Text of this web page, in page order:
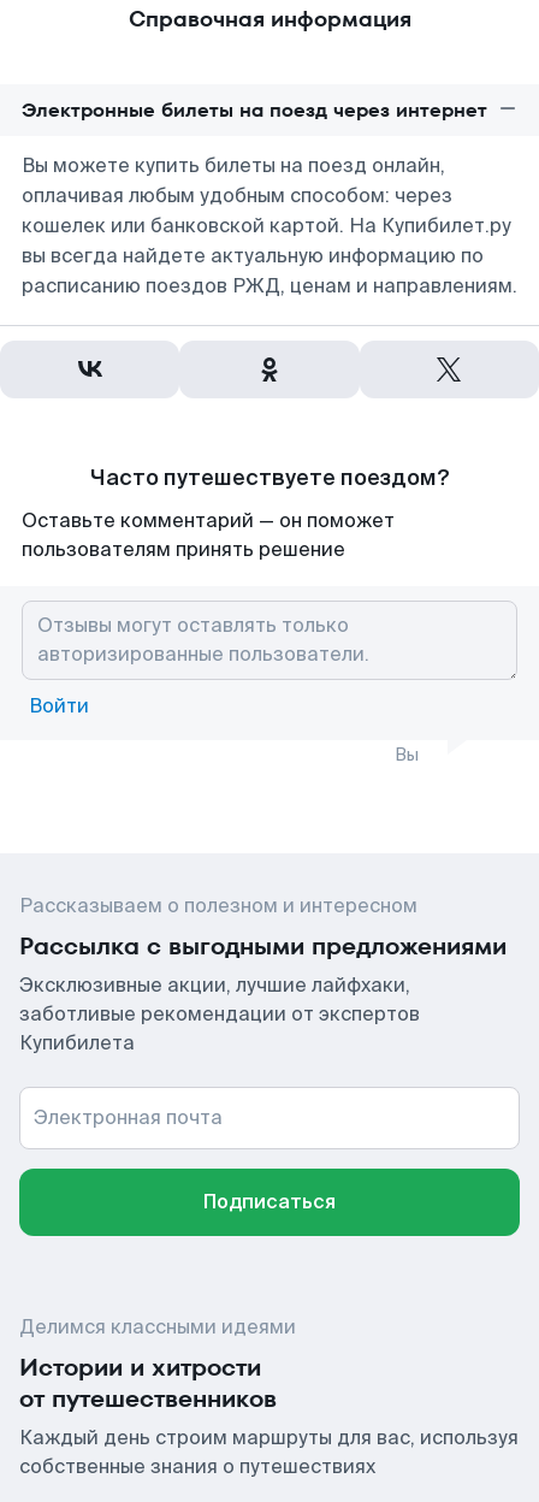
Справочная информация
Электронные билеты на поезд через интернет
Вы можете купить билеты на поезд онлайн,
оплачивая любым удобным способом: через
кошелек или банковской картой. На Купибилет.ру
вы всегда найдете актуальную информацию по
расписанию поездов РЖД, ценам и направлениям.
Часто путешествуете поездом?
Оставьте комментарий — он поможет
пользователям принять решение
Войти
Вы
Рассказываем о полезном и интересном
Рассылка с выгодными предложениями
Эксклюзивные акции, лучшие лайфхаки,
заботливые рекомендации от экспертов
Купибилета
Электронная почта
Подписаться
Делимся классными идеями
Истории и хитрости
от путешественников
Каждый день строим маршруты для вас, используя
собственные знания о путешествиях